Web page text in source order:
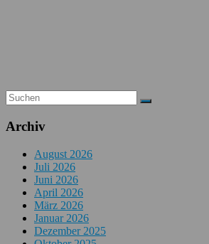
Archiv
August 2026
Juli 2026
Juni 2026
April 2026
März 2026
Januar 2026
Dezember 2025